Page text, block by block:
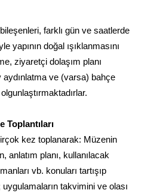
farklı gün ve saatlerde
yapının doğal ışıklanmasını
ziyaretçi dolaşım planı
ve (varsa) bahçe
Toplantıları
kez toplanarak: Müzenin
anlatım planı, kullanılacak
vb. konuları tartışıp
takvimini ve olası